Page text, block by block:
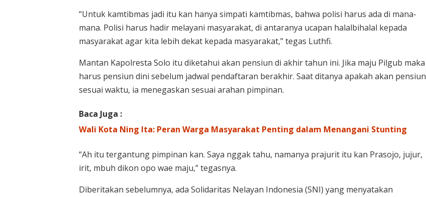
“Untuk kamtibmas jadi itu kan hanya simpati kamtibmas, bahwa polisi harus ada di mana-
mana. Polisi harus hadir melayani masyarakat, di antaranya ucapan halalbihalal kepada
masyarakat agar kita lebih dekat kepada masyarakat,” tegas Luthfi.
Mantan Kapolresta Solo itu diketahui akan pensiun di akhir tahun ini. Jika maju Pilgub maka
harus pensiun dini sebelum jadwal pendaftaran berakhir. Saat ditanya apakah akan pensiun
sesuai waktu, ia menegaskan sesuai arahan pimpinan.
Baca Juga :
Wali Kota Ning Ita: Peran Warga Masyarakat Penting dalam Menangani Stunting
“Ah itu tergantung pimpinan kan. Saya nggak tahu, namanya prajurit itu kan Prasojo, jujur,
irit, mbuh dikon opo wae maju,” tegasnya.
Diberitakan sebelumnya, ada Solidaritas Nelayan Indonesia (SNI) yang menyatakan